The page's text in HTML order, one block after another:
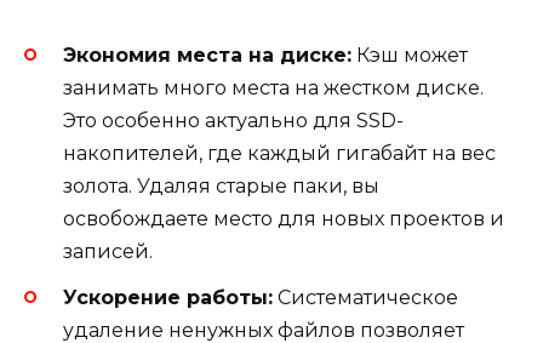
Экономия места на диске: Кэш может
занимать много места на жестком диске.
Это особенно актуально для SSD-
накопителей, где каждый гигабайт на вес
золота. Удаляя старые паки, вы
освобождаете место для новых проектов и
записей.
Ускорение работы: Систематическое
удаление ненужных файлов позволяет